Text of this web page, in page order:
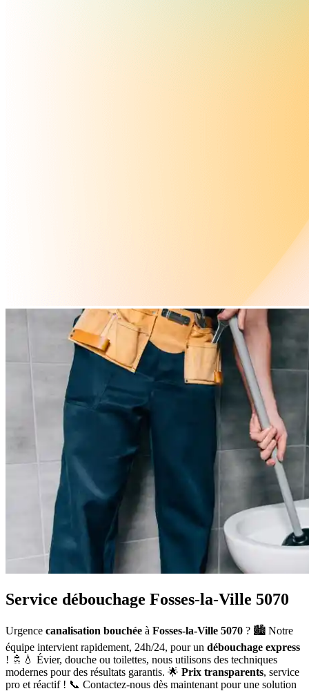
Service débouchage Fosses-la-Ville 5070
Urgence canalisation bouchée à Fosses-la-Ville 5070 ? 🏙️ Notre
équipe intervient rapidement, 24h/24, pour un débouchage express
! 🚿💧 Évier, douche ou toilettes, nous utilisons des techniques
modernes pour des résultats garantis. 🌟 Prix transparents, service
pro et réactif ! 📞 Contactez-nous dès maintenant pour une solution